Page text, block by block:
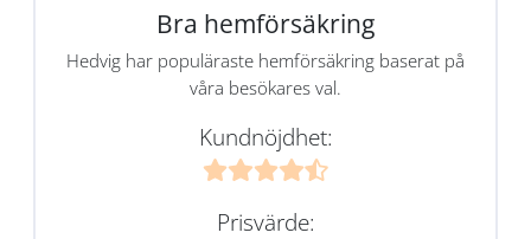
Bra hemförsäkring
Hedvig har populäraste hemförsäkring baserat på
våra besökares val.
Kundnöjdhet:
Prisvärde: